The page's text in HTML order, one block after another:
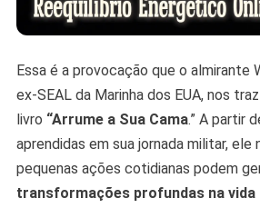
Essa é a provocação que o almirante
ex-SEAL da Marinha dos EUA, nos
livro “Arrume a Sua Cama.” A partir
aprendidas em sua jornada militar, ele
pequenas ações cotidianas podem
transformações profundas na vida